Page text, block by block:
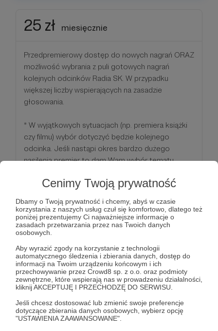
Cenimy Twoją prywatność
Dbamy o Twoją prywatność i chcemy, abyś w czasie
korzystania z naszych usług czuł się komfortowo, dlatego też
poniżej prezentujemy Ci najważniejsze informacje o
zasadach przetwarzania przez nas Twoich danych
osobowych.
Aby wyrazić zgody na korzystanie z technologii
automatycznego śledzenia i zbierania danych, dostęp do
informacji na Twoim urządzeniu końcowym i ich
przechowywanie przez Crowd8 sp. z o.o. oraz podmioty
zewnętrzne, które wspierają nas w prowadzeniu działalności,
kliknij AKCEPTUJĘ I PRZECHODZĘ DO SERWISU.
Jeśli chcesz dostosować lub zmienić swoje preferencje
dotyczące zbierania danych osobowych, wybierz opcję
"USTAWIENIA ZAAWANSOWANE".
25 zł miesięcznie
Przedpremierowy dostęp do nowych nagrań ORAZ
możliwość wybrania z puli gotowych nagrań
kolejnych odcinków Radia SK. W przypadku
większej liczby wspierających na zasadzie
głosowania.
* W wyjątkowych sytuacjach (np. premiera książki
czy filmu) wybór dotyczyć będzie kolejnego
odcinka. Jeśli nastąpi okres bardzo dużego
nasilenia premier to dam Wam wybór tematu
teraz, a omówię po zakończeniu tego okresu.
Patroni: 2
50 zł miesięcznie
Wszystko to co w poprzednich progach...
ORAZ
Możliwość zadawania mi pytań, na które (po